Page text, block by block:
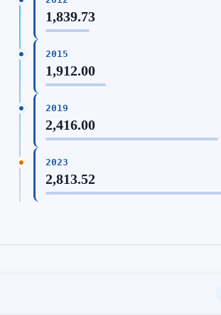
1,839.73
2015
1,912.00
2019
2,416.00
2023
2,813.52